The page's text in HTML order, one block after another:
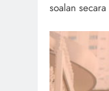
soalan